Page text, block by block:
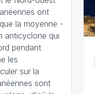
ont
la moyenne -
anticyclone qui
pendant
les
sur la
sont